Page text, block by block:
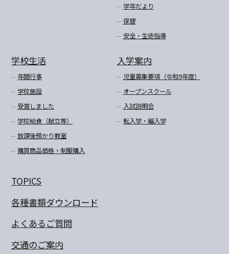
学年だより
保健
安全・生徒指導
学校生活
年間行事
学校施設
受賞しました
学校給食（献立等）
放課後預かり教室
購買商品価格・制服購入
入学案内
児童募集要項（令和9年度）
オープンスクール
入試説明会
転入学・編入学
TOPICS
各種書類ダウンロード
よくあるご質問
交通のご案内